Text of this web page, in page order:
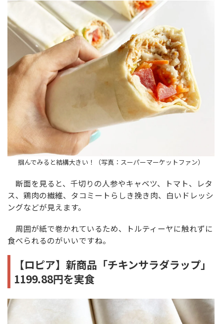
掴んでみると結構大きい！（写真：スーパーマーケットファン）
断面を見ると、千切りの人参やキャベツ、トマト、レタ
ス、鶏肉の繊維、タコミートらしき挽き肉、白いドレッシ
ングなどが見えます。
周囲が紙で巻かれているため、トルティーヤに触れずに
食べられるのがいいですね。
【ロピア】新商品「チキンサラダラップ」
1199.88円を実食